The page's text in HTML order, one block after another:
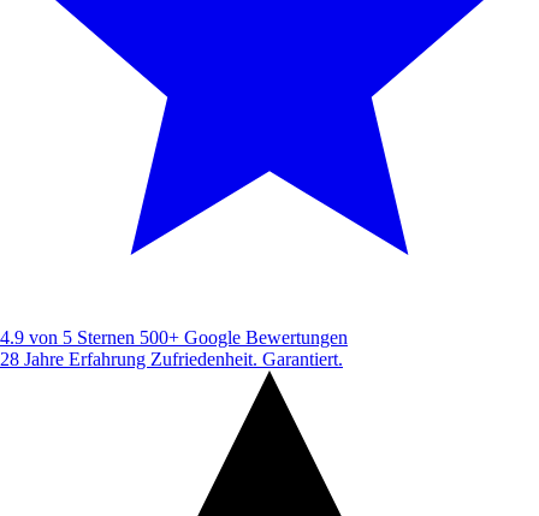
4.9 von 5 Sternen 500+ Google Bewertungen
28 Jahre Erfahrung Zufriedenheit. Garantiert.